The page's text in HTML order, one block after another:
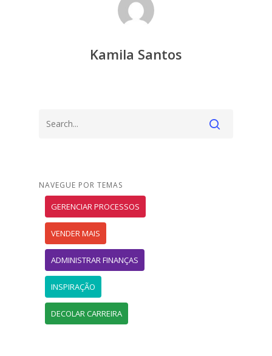
Kamila Santos
NAVEGUE POR TEMAS
GERENCIAR PROCESSOS
VENDER MAIS
ADMINISTRAR FINANÇAS
INSPIRAÇÃO
DECOLAR CARREIRA